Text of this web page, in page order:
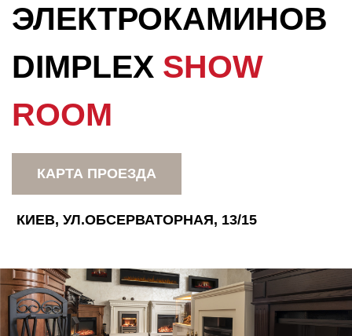
ЭЛЕКТРОКАМИНОВ
DIMPLEX SHOW
ROOM
КАРТА ПРОЕЗДА
КИЕВ, УЛ.ОБСЕРВАТОРНАЯ, 13/15